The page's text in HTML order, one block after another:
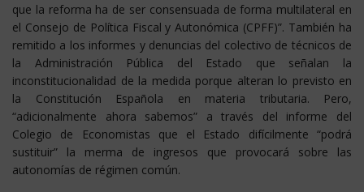
que la reforma ha de ser consensuada de forma multilateral en
el Consejo de Política Fiscal y Autonómica (CPFF)”. También ha
remitido a los informes y denuncias del colectivo de técnicos de
la Administración Pública del Estado que señalan la
inconstitucionalidad de la medida porque alteran lo previsto en
la Constitución Española en materia tributaria. Pero,
“adicionalmente ahora sabemos” a través del informe del
Colegio de Economistas que el Estado difícilmente “podrá
sustituir” la merma de ingresos que provocará sobre las
autonomías de régimen común.